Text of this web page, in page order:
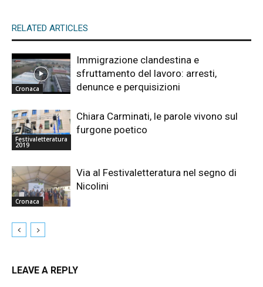
RELATED ARTICLES
Cronaca
Immigrazione clandestina e
sfruttamento del lavoro: arresti,
denunce e perquisizioni
Festivaletteratura
2019
Chiara Carminati, le parole vivono sul
furgone poetico
Cronaca
Via al Festivaletteratura nel segno di
Nicolini
LEAVE A REPLY